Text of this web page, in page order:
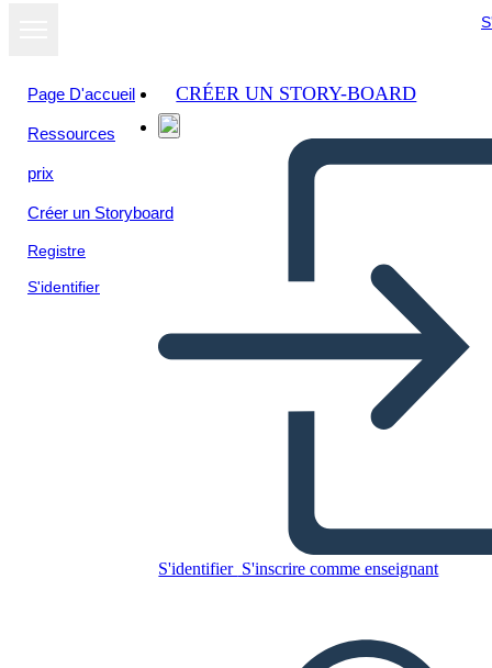
Page D'accueil
Ressources
prix
Créer un Storyboard
Registre
S'identifier
CRÉER UN STORY-BOARD
S'identifier S'inscrire comme enseignant
Antica India UVA